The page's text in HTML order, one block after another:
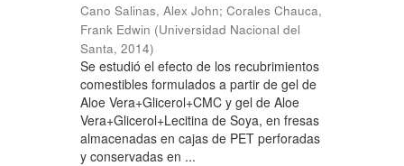
Cano Salinas, Alex John; Corales Chauca,
Frank Edwin (Universidad Nacional del
Santa, 2014)
Se estudió el efecto de los recubrimientos
comestibles formulados a partir de gel de
Aloe Vera+Glicerol+CMC y gel de Aloe
Vera+Glicerol+Lecitina de Soya, en fresas
almacenadas en cajas de PET perforadas
y conservadas en ...